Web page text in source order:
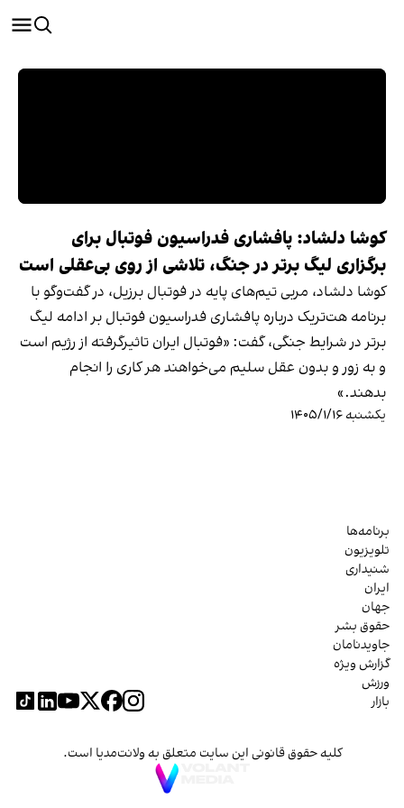
کوشا دلشاد: پافشاری فدراسیون فوتبال برای
برگزاری لیگ برتر در جنگ، تلاشی از روی بی‌عقلی است
کوشا دلشاد، مربی تیم‌های پایه در فوتبال برزیل، در گفت‌وگو با
برنامه هت‌تریک درباره پافشاری فدراسیون فوتبال بر ادامه لیگ
برتر در شرایط جنگی، گفت: «فوتبال ایران تاثیرگرفته از رژیم است
و به زور و بدون عقل سلیم می‌خواهند هر کاری را انجام
بدهند.»
یکشنبه ۱۴۰۵/۱/۱۶
برنامه‌ها
تلویزیون
شنیداری
ایران
جهان
حقوق بشر
جاویدنامان
گزارش ویژه
ورزش
بازار
کلیه حقوق قانونی این سایت متعلق به ولانت‌مدیا است.